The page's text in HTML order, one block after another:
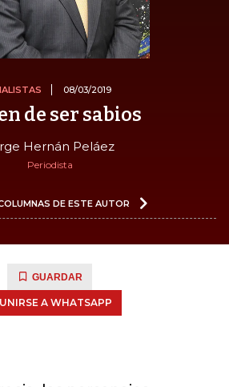
08/03/2019
de ser sabios
Hernán Peláez
Periodista
DE ESTE AUTOR
GUARDAR
UNIRSE A WHATSAPP